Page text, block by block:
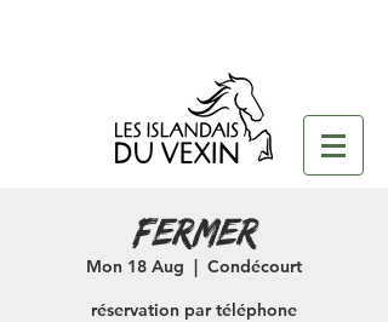
fermer
Mon 18 Aug
  |
Condécourt
réservation par téléphone